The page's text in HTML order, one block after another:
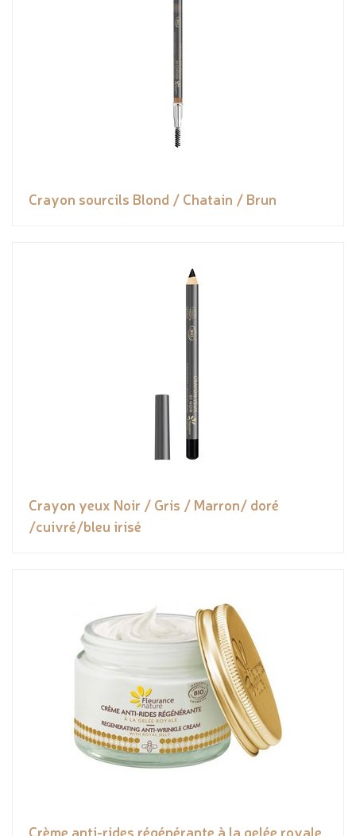
Crayon sourcils Blond / Chatain / Brun
Crayon yeux Noir / Gris / Marron/ doré
/cuivré/bleu irisé
Crème anti-rides régénérante à la gelée royale